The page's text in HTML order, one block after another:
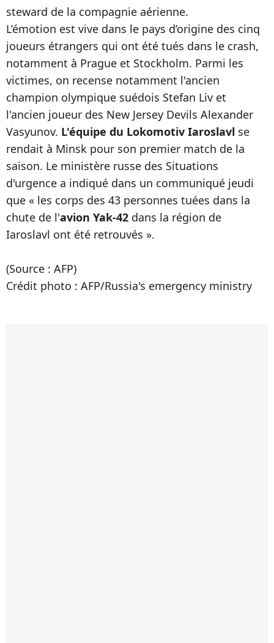
steward de la compagnie aérienne.
L’émotion est vive dans le pays d’origine des cinq
joueurs étrangers qui ont été tués dans le crash,
notamment à Prague et Stockholm. Parmi les
victimes, on recense notamment l'ancien
champion olympique suédois Stefan Liv et
l'ancien joueur des New Jersey Devils Alexander
Vasyunov. L'équipe du Lokomotiv Iaroslavl se
rendait à Minsk pour son premier match de la
saison. Le ministère russe des Situations
d'urgence a indiqué dans un communiqué jeudi
que « les corps des 43 personnes tuées dans la
chute de l'avion Yak-42 dans la région de
Iaroslavl ont été retrouvés ».
(Source : AFP)
Crédit photo : AFP/Russia's emergency ministry